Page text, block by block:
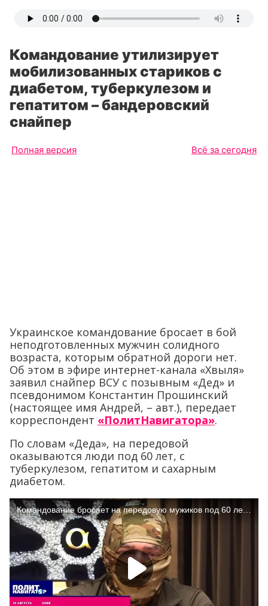
Командование утилизирует
мобилизованных стариков с
диабетом, туберкулезом и
гепатитом – бандеровский
снайпер
Полная версия Всё за сегодня
Украинское командование бросает в бой
неподготовленных мужчин солидного
возраста, которым обратной дороги нет.
Об этом в эфире интернет-канала «Хвыля»
заявил снайпер ВСУ с позывным «Дед» и
псевдонимом Константин Прошинский
(настоящее имя Андрей, – авт.), передает
корреспондент «ПолитНавигатора».
По словам «Деда», на передовой
оказываются люди под 60 лет, с
туберкулезом, гепатитом и сахарным
диабетом.